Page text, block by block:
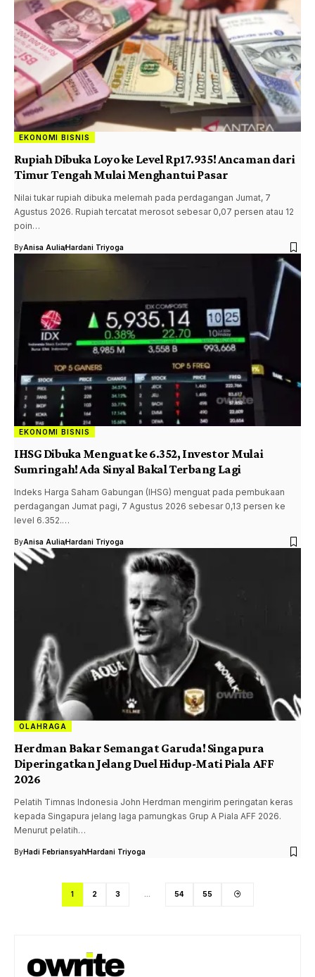
EKONOMI BISNIS
Rupiah Dibuka Loyo ke Level Rp17.935! Ancaman dari
Timur Tengah Mulai Menghantui Pasar
Nilai tukar rupiah dibuka melemah pada perdagangan Jumat, 7
Agustus 2026. Rupiah tercatat merosot sebesar 0,07 persen atau 12
poin…
ByAnisa AuliaHardani Triyoga
EKONOMI BISNIS
IHSG Dibuka Menguat ke 6.352, Investor Mulai
Sumringah! Ada Sinyal Bakal Terbang Lagi
Indeks Harga Saham Gabungan (IHSG) menguat pada pembukaan
perdagangan Jumat pagi, 7 Agustus 2026 sebesar 0,13 persen ke
level 6.352.…
ByAnisa AuliaHardani Triyoga
OLAHRAGA
Herdman Bakar Semangat Garuda! Singapura
Diperingatkan Jelang Duel Hidup-Mati Piala AFF
2026
Pelatih Timnas Indonesia John Herdman mengirim peringatan keras
kepada Singapura jelang laga pamungkas Grup A Piala AFF 2026.
Menurut pelatih…
ByHadi FebriansyahHardani Triyoga
1 2 3 … 54 55